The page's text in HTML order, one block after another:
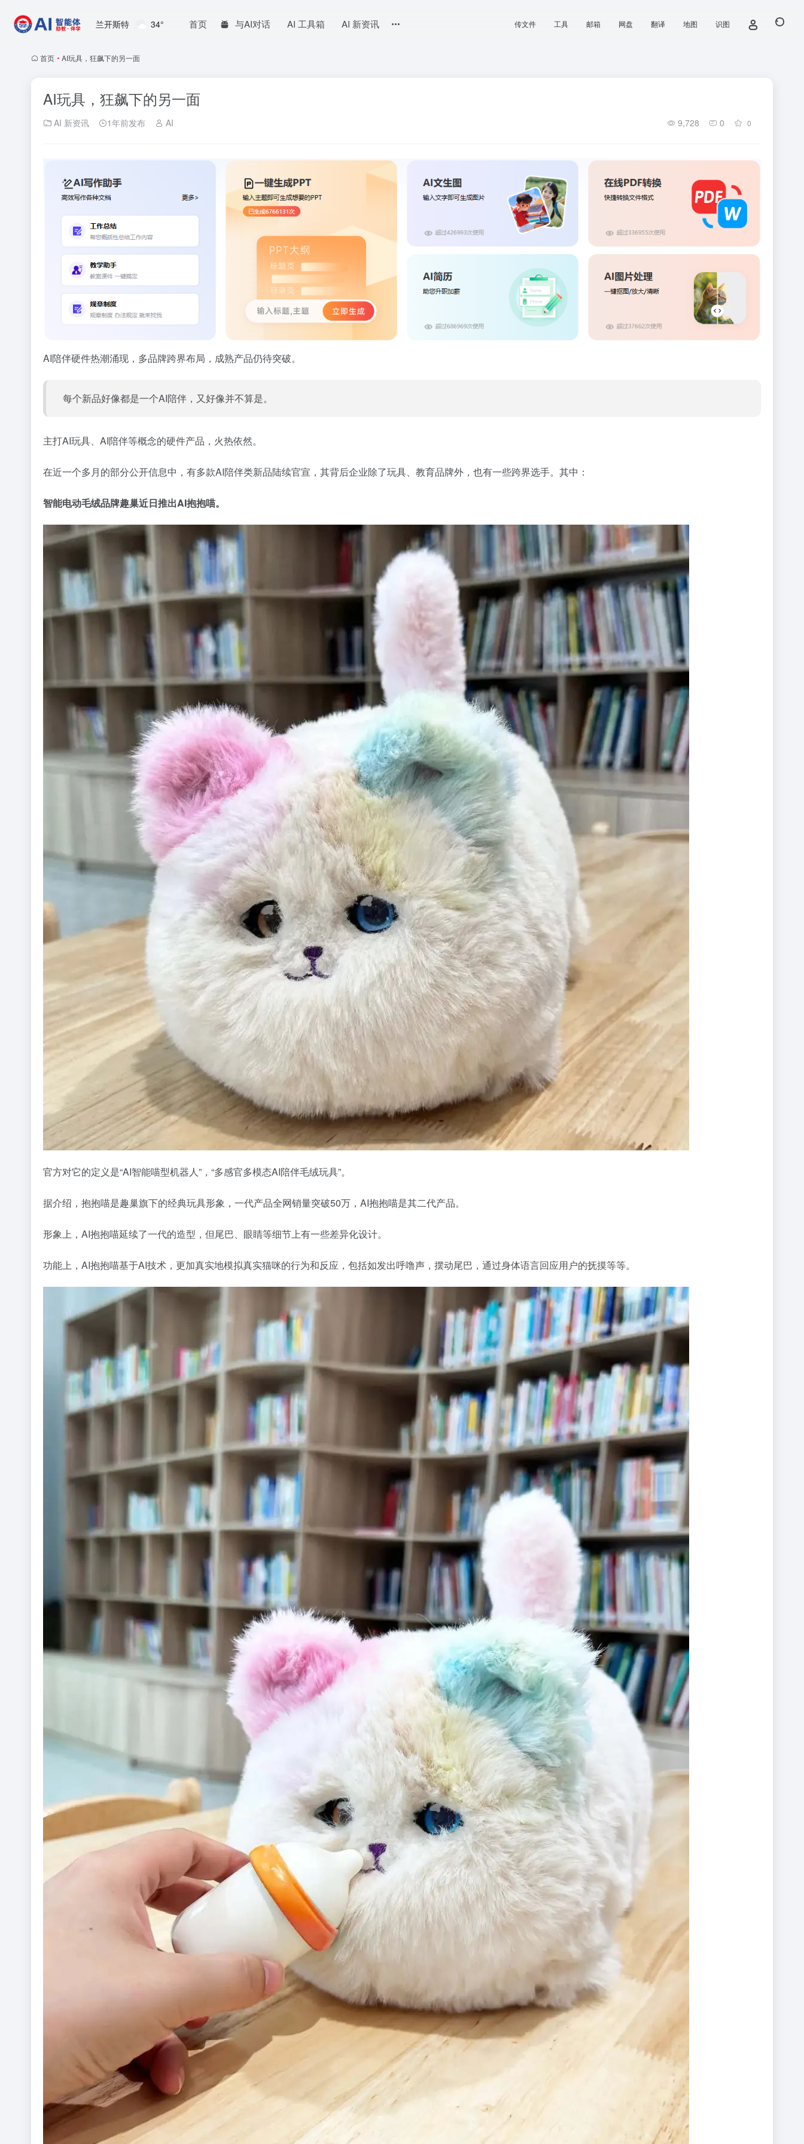
兰开斯特 34° 首页 与AI对话 AI 工具箱 AI 新资讯 传文件 工具 邮箱 网盘 翻译 地图 识图
首页 • AI玩具，狂飙下的另一面
AI玩具，狂飙下的另一面
AI 新资讯 1年前发布 AI 9,728 0 0
AI陪伴硬件热潮涌现，多品牌跨界布局，成熟产品仍待突破。
每个新品好像都是一个AI陪伴，又好像并不算是。
主打AI玩具、AI陪伴等概念的硬件产品，火热依然。
在近一个多月的部分公开信息中，有多款AI陪伴类新品陆续官宣，其背后企业除了玩具、教育品牌外，也有一些跨界选手。其中：
智能电动毛绒品牌趣巢近日推出AI抱抱喵。
官方对它的定义是“AI智能喵型机器人”，“多感官多模态AI陪伴毛绒玩具”。
据介绍，抱抱喵是趣巢旗下的经典玩具形象，一代产品全网销量突破50万，AI抱抱喵是其二代产品。
形象上，AI抱抱喵延续了一代的造型，但尾巴、眼睛等细节上有一些差异化设计。
功能上，AI抱抱喵基于AI技术，更加真实地模拟真实猫咪的行为和反应，包括如发出呼噜声，摆动尾巴，通过身体语言回应用户的抚摸等等。